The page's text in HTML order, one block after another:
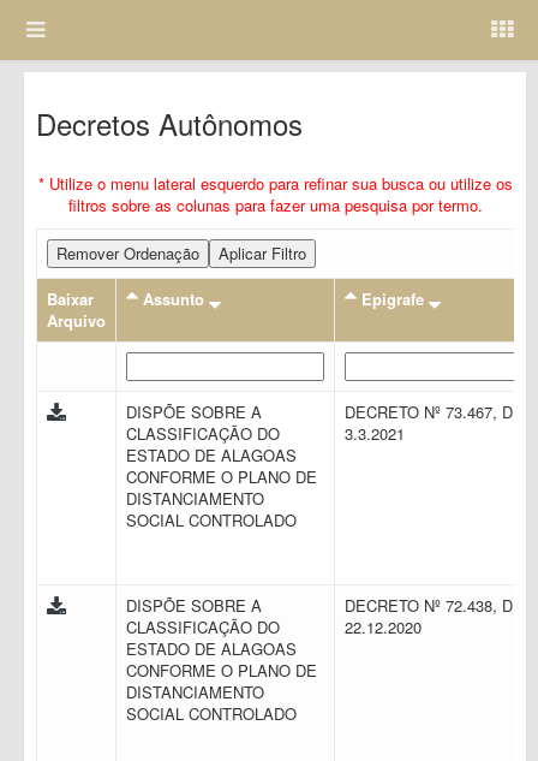
Decretos Autônomos
* Utilize o menu lateral esquerdo para refinar sua busca ou utilize os
filtros sobre as colunas para fazer uma pesquisa por termo.
Remover Ordenação
Aplicar Filtro
Baixar
Arquivo
Assunto Epigrafe
DISPÕE SOBRE A
CLASSIFICAÇÃO DO
ESTADO DE ALAGOAS
CONFORME O PLANO DE
DISTANCIAMENTO
SOCIAL CONTROLADO
DECRETO Nº 73.467, DE
3.3.2021
DISPÕE SOBRE A
CLASSIFICAÇÃO DO
ESTADO DE ALAGOAS
CONFORME O PLANO DE
DISTANCIAMENTO
SOCIAL CONTROLADO
DECRETO Nº 72.438, DE
22.12.2020